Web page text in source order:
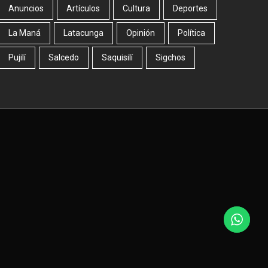
Anuncios Artículos Cultura Deportes
La Maná Latacunga Opinión Política
Pujilí Salcedo Saquisilí Sigchos